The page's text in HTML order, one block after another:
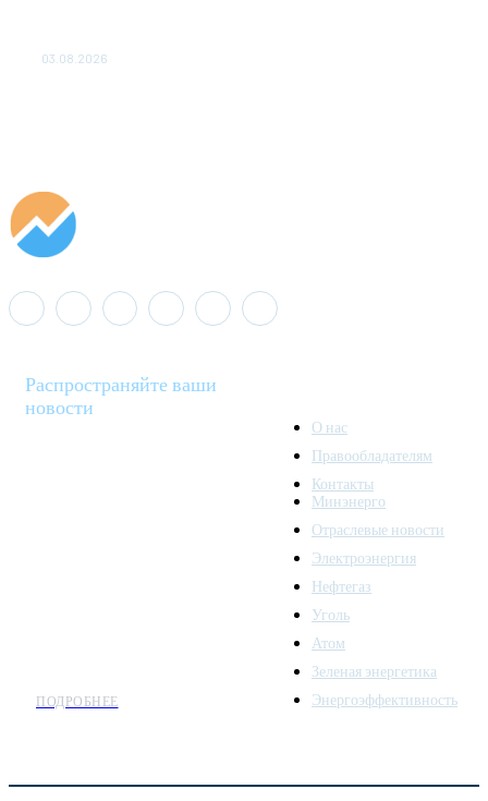
03.08.2026
Распространяйте ваши
новости
ПОДРОБНЕЕ
О нас
Правообладателям
Контакты
Минэнерго
Отраслевые новости
Электроэнергия
Нефтегаз
Уголь
Атом
Зеленая энергетика
Энергоэффективность